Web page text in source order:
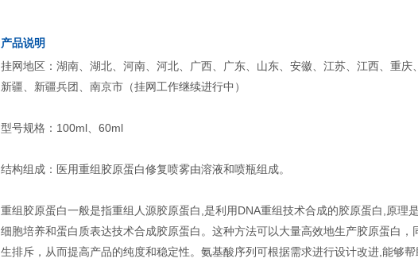
产品说明
挂网地区：湖南、湖北、河南、河北、广西、广东、山东、安徽、江苏、江西、重庆
新疆、新疆兵团、南京市（挂网工作继续进行中）
型号规格：100ml、60ml
结构组成：医用重组胶原蛋白修复喷雾由溶液和喷瓶组成。
重组胶原蛋白一般是指重组人源胶原蛋白,是利用DNA重组技术合成的胶原蛋白,原理
细胞培养和蛋白质表达技术合成胶原蛋白。这种方法可以大量高效地生产胶原蛋白
生排斥，从而提高产品的纯度和稳定性。氨基酸序列可根据需求进行设计改进,能够